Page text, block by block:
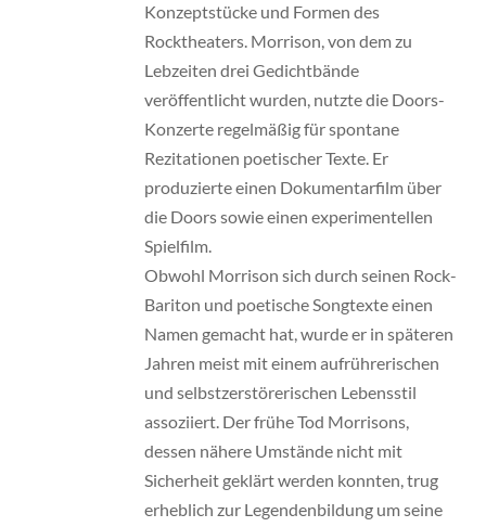
Konzeptstücke und Formen des
Rocktheaters. Morrison, von dem zu
Lebzeiten drei Gedichtbände
veröffentlicht wurden, nutzte die Doors-
Konzerte regelmäßig für spontane
Rezitationen poetischer Texte. Er
produzierte einen Dokumentarfilm über
die Doors sowie einen experimentellen
Spielfilm.
Obwohl Morrison sich durch seinen Rock-
Bariton und poetische Songtexte einen
Namen gemacht hat, wurde er in späteren
Jahren meist mit einem aufrührerischen
und selbstzerstörerischen Lebensstil
assoziiert. Der frühe Tod Morrisons,
dessen nähere Umstände nicht mit
Sicherheit geklärt werden konnten, trug
erheblich zur Legendenbildung um seine